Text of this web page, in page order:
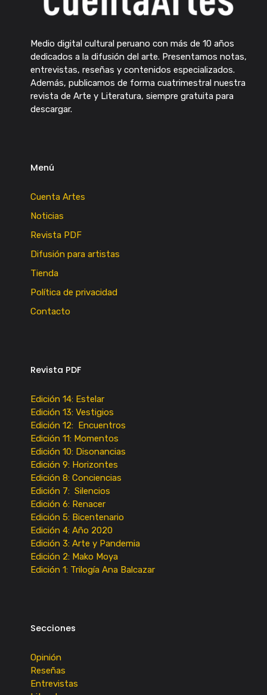
Medio digital cultural peruano con más de 10 años
dedicados a la difusión del arte. Presentamos notas,
entrevistas, reseñas y contenidos especializados.
Además, publicamos de forma cuatrimestral nuestra
revista de Arte y Literatura, siempre gratuita para
descargar.
Menú
Cuenta Artes
Noticias
Revista PDF
Difusión para artistas
Tienda
Política de privacidad
Contacto
Revista PDF
Edición 14: Estelar
Edición 13: Vestigios
Edición 12: Encuentros
Edición 11: Momentos
Edición 10: Disonancias
Edición 9: Horizontes
Edición 8: Conciencias
Edición 7: Silencios
Edición 6: Renacer
Edición 5: Bicentenario
Edición 4: Año 2020
Edición 3: Arte y Pandemia
Edición 2: Mako Moya
Edición 1: Trilogía Ana Balcazar
Secciones
Opinión
Reseñas
Entrevistas